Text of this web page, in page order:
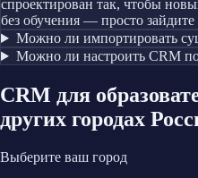
спроектирован так, чтобы
без обучения — просто зайдите
Можно ли импортировать
Можно ли настроить CRM
CRM для
других городах
Выберите ваш город